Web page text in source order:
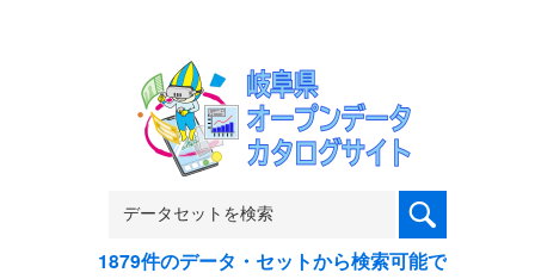
1879件のデータ・セットから検索可能で